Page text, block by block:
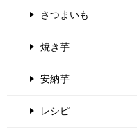
さつまいも
焼き芋
安納芋
レシピ